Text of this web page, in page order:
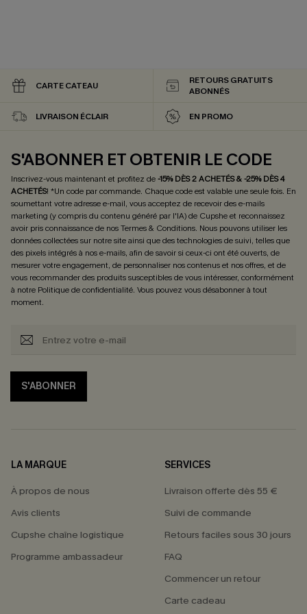
CARTE CATEAU
RETOURS GRATUITS
ABONNÉS
LIVRAISON ÉCLAIR EN PROMO
S'ABONNER ET OBTENIR LE CODE
Inscrivez-vous maintenant et profitez de-15% DÈS 2 ACHETÉS & -25% DÈS 4
ACHETÉS! *Un code par commande. Chaque code est valable une seule fois. En
soumettant votre adresse e-mail, vous acceptez de recevoir des e-mails
marketing (y compris du contenu généré par l'IA) de Cupshe et reconnaissez
avoir pris connaissance de nosTermes & Conditions. Nous pouvons utiliser les
données collectées sur notre site ainsi que des technologies de suivi, telles que
des pixels intégrés à nos e-mails, afin de savoir si ceux-ci ont été ouverts, de
mesurer votre engagement, de personnaliser nos contenus et nos offres, et de
vous recommander des produits susceptibles de vous intéresser, conformément
à notre Politique de confidentialité. Vous pouvez vous désabonner à tout
moment.
S'ABONNER
LA MARQUE
À propos de nous
Avis clients
Cupshe chaîne logistique
Programme ambassadeur
SERVICES
Livraison offerte dès 55 €
Suivi de commande
Retours faciles sous 30 jours
FAQ
Commencer un retour
Carte cadeau